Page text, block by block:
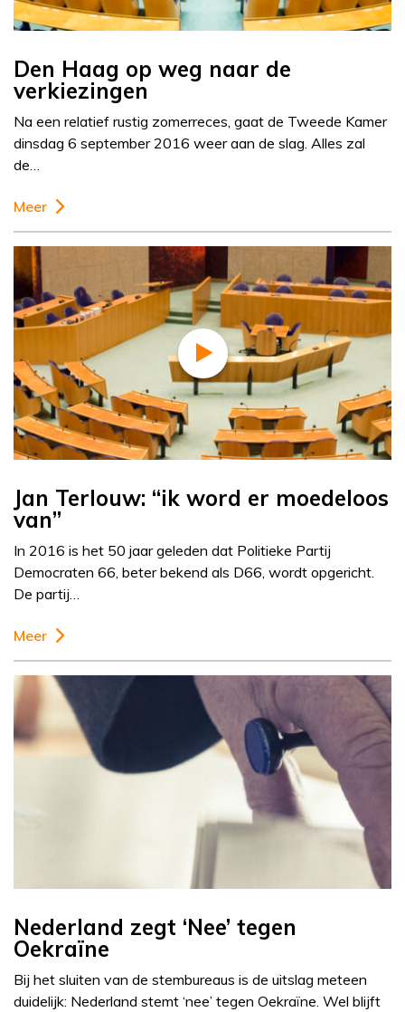
Den Haag op weg naar de
verkiezingen
Na een relatief rustig zomerreces, gaat de Tweede Kamer
dinsdag 6 september 2016 weer aan de slag. Alles zal
de…
Meer
Jan Terlouw: “ik word er moedeloos
van”
In 2016 is het 50 jaar geleden dat Politieke Partij
Democraten 66, beter bekend als D66, wordt opgericht.
De partij…
Meer
Nederland zegt ‘Nee’ tegen
Oekraïne
Bij het sluiten van de stembureaus is de uitslag meteen
duidelijk: Nederland stemt ‘nee’ tegen Oekraïne. Wel blijft